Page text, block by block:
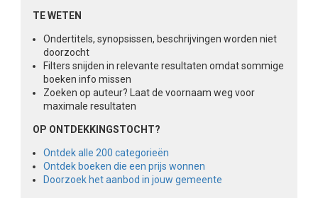
TE WETEN
Ondertitels, synopsissen, beschrijvingen worden niet
doorzocht
Filters snijden in relevante resultaten omdat sommige
boeken info missen
Zoeken op auteur? Laat de voornaam weg voor
maximale resultaten
OP ONTDEKKINGSTOCHT?
Ontdek alle 200 categorieën
Ontdek boeken die een prijs wonnen
Doorzoek het aanbod in jouw gemeente